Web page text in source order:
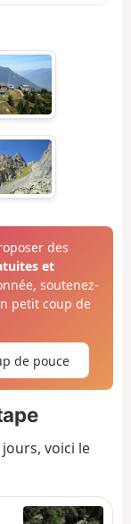
des
et
soutenez-
petit coup de
de pouce
voici le